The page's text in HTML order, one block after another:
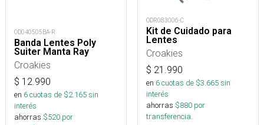
OD040505BA-R
Banda Lentes Poly
Suiter Manta Ray
Croakies
$ 12.990
en 6cuotas de $2.165sin
interés
ahorras $520 por
ODR083006-C
Kit de Cuidado para
Lentes
Croakies
$ 21.990
en 6cuotas de $3.665sin
interés
ahorras $880 por
transferencia.